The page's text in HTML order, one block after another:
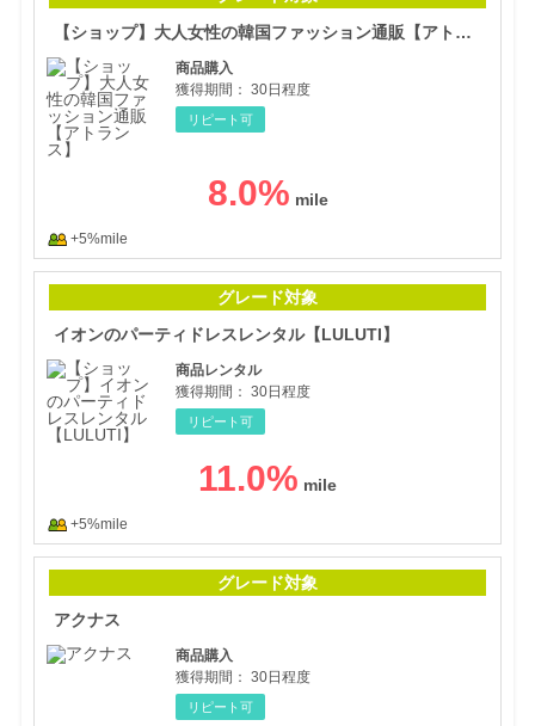
【ショップ】大人女性の韓国ファッション通販【アトランス】
商品購入
獲得期間： 30日程度
リピート可
8.0%
+5%mile
グレード対象
イオンのパーティドレスレンタル【LULUTI】
商品レンタル
獲得期間： 30日程度
リピート可
11.0%
+5%mile
グレード対象
アクナス
商品購入
獲得期間： 30日程度
リピート可